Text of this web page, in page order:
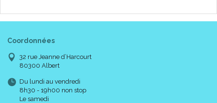
Coordonnées
32 rue Jeanne d’Harcourt
80300 Albert
Du lundi au vendredi
8h30 - 19h00 non stop
Le samedi